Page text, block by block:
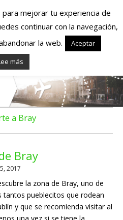
en
Vivir en
Trabajo
–
en
estudian y trabajan en
a Bray
Bray
2017
la zona de Bray, uno de
tantos pueblecitos que rodean
y que se recomienda visitar al
mejorar tu experiencia de
continuar con la navegación,
la web.
Aceptar
más